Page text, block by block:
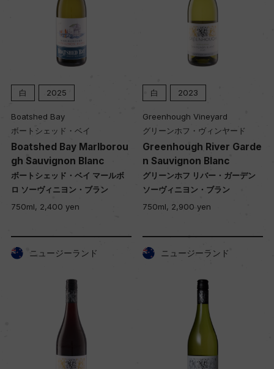
白 2025
Boatshed Bay
ボートシェッド・ベイ
Boatshed Bay Marlborou
gh Sauvignon Blanc
ボートシェッド・ベイ マールボ
ロ ソーヴィニヨン・ブラン
750ml, 2,400 yen
白 2023
Greenhough Vineyard
グリーンホフ・ヴィンヤード
Greenhough River Garde
n Sauvignon Blanc
グリーンホフ リバー・ガーデン
ソーヴィニヨン・ブラン
750ml, 2,900 yen
ニュージーランド ニュージーランド